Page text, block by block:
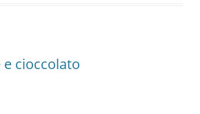
cioccolato